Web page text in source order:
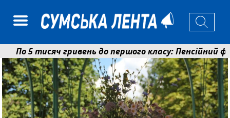
5 тисяч гривень до першого класу: Пенсійний
у Сумах погодили 115 компенсацій на